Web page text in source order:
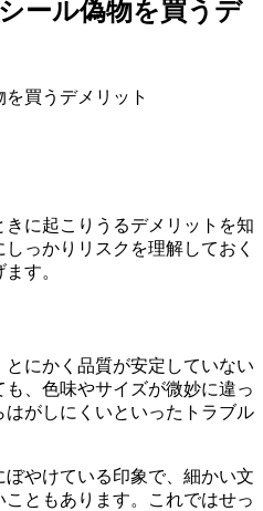
ール偽物を買うデ
買うデメリット
に起こりうるデメリットを知
っかりリスクを理解しておく
す。
にかく品質が安定していない
、色味やサイズが微妙に違っ
がしにくいといったトラブル
やけている印象で、細かい文
ともあります。これではせっ